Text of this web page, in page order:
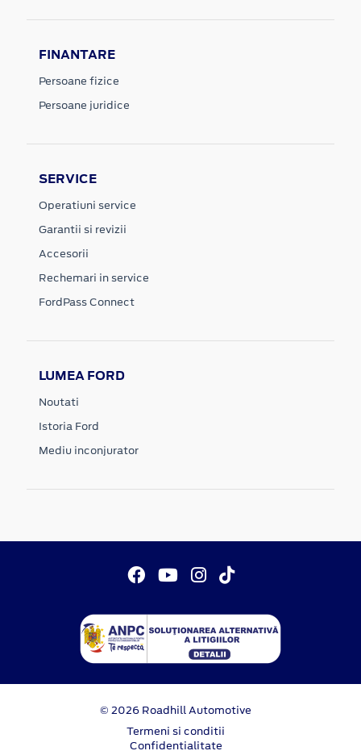
FINANTARE
Persoane fizice
Persoane juridice
SERVICE
Operatiuni service
Garantii si revizii
Accesorii
Rechemari in service
FordPass Connect
LUMEA FORD
Noutati
Istoria Ford
Mediu inconjurator
© 2026 Roadhill Automotive
Termeni si conditii
Confidentialitate